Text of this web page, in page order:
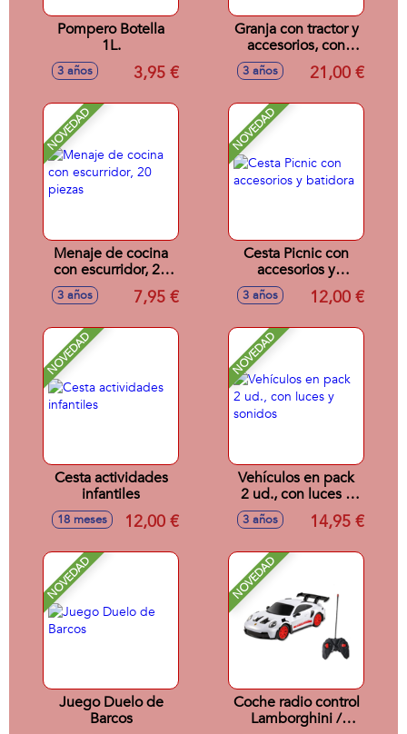
Pompero Botella
1L.
3 años 3,95 €
Granja con tractor y
accesorios, con
luces y sonidos
3 años 21,00 €
NOVEDAD
Menaje de cocina
con escurridor, 20
piezas
3 años 7,95 €
NOVEDAD
Cesta Picnic con
accesorios y
batidora
3 años 12,00 €
NOVEDAD
Cesta actividades
infantiles
18 meses 12,00 €
NOVEDAD
Vehículos en pack
2 ud., con luces y
sonidos
3 años 14,95 €
NOVEDAD
Juego Duelo de
Barcos
NOVEDAD
Coche radio control
Lamborghini /